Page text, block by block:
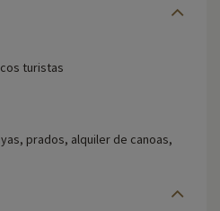
turistas
prados, alquiler de canoas,